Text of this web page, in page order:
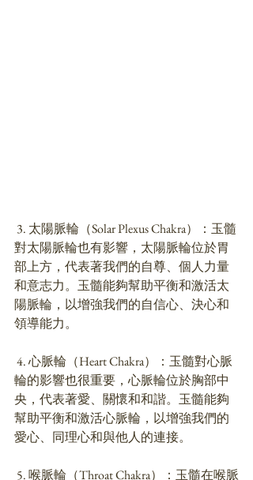
對太陽脈輪也有影響，太陽脈輪位於胃
部上方，代表著我們的自尊、個人力量
和意志力。玉髓能夠幫助平衡和激活太
陽脈輪，以增強我們的自信心、決心和
領導能力。
輪的影響也很重要，心脈輪位於胸部中
央，代表著愛、關懷和和諧。玉髓能夠
幫助平衡和激活心脈輪，以增強我們的
愛心、同理心和與他人的連接。